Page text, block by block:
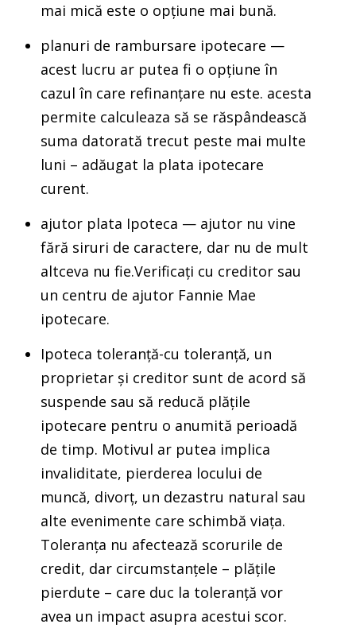
mai mică este o opțiune mai bună.
planuri de rambursare ipotecare —
acest lucru ar putea fi o opțiune în
cazul în care refinanțare nu este. acesta
permite calculeaza să se răspândească
suma datorată trecut peste mai multe
luni – adăugat la plata ipotecare
curent.
ajutor plata Ipoteca — ajutor nu vine
fără siruri de caractere, dar nu de mult
altceva nu fie.Verificați cu creditor sau
un centru de ajutor Fannie Mae
ipotecare.
Ipoteca toleranță-cu toleranță, un
proprietar și creditor sunt de acord să
suspende sau să reducă plățile
ipotecare pentru o anumită perioadă
de timp. Motivul ar putea implica
invaliditate, pierderea locului de
muncă, divorț, un dezastru natural sau
alte evenimente care schimbă viața.
Toleranța nu afectează scorurile de
credit, dar circumstanțele – plățile
pierdute – care duc la toleranță vor
avea un impact asupra acestui scor.